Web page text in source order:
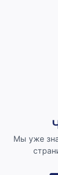
Мы уже